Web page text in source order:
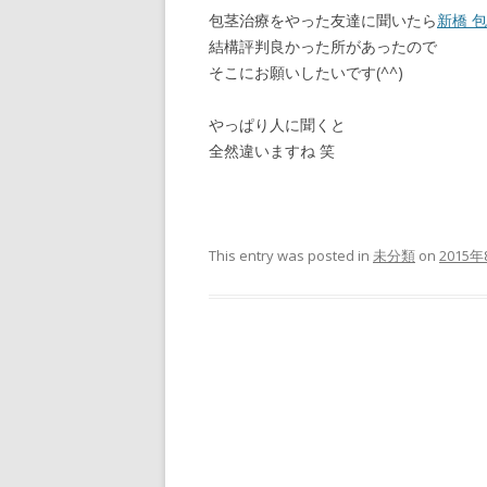
包茎治療をやった友達に聞いたら新橋
結構評判良かった所があったので
そこにお願いしたいです(^^)
やっぱり人に聞くと
全然違いますね 笑
This entry was posted in 未分類 on 2015年